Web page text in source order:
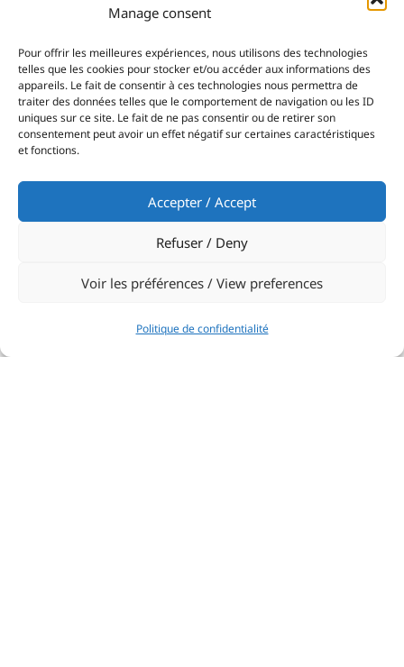
Manage consent
Pour offrir les meilleures expériences, nous utilisons des technologies
telles que les cookies pour stocker et/ou accéder aux informations des
appareils. Le fait de consentir à ces technologies nous permettra de
traiter des données telles que le comportement de navigation ou les ID
uniques sur ce site. Le fait de ne pas consentir ou de retirer son
consentement peut avoir un effet négatif sur certaines caractéristiques
et fonctions.
Accepter / Accept
Refuser / Deny
Voir les préférences / View preferences
Politique de confidentialité